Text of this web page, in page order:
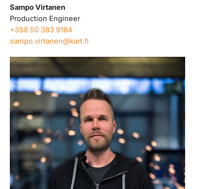
Sampo Virtanen
Production Engineer
+358 50 383 9184
sampo.virtanen@kart.fi